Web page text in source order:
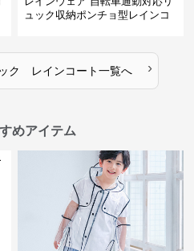
ュック収納ポンチョ型レインコ
ク レインコート一覧へ ›
めアイテム